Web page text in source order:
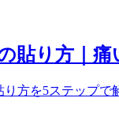
貼り方｜
方を5ステップ